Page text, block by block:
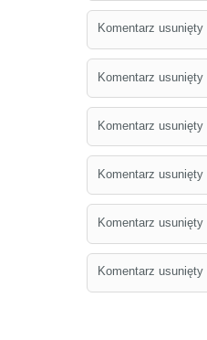
Komentarz usunięty
Komentarz usunięty
Komentarz usunięty
Komentarz usunięty
Komentarz usunięty
Komentarz usunięty